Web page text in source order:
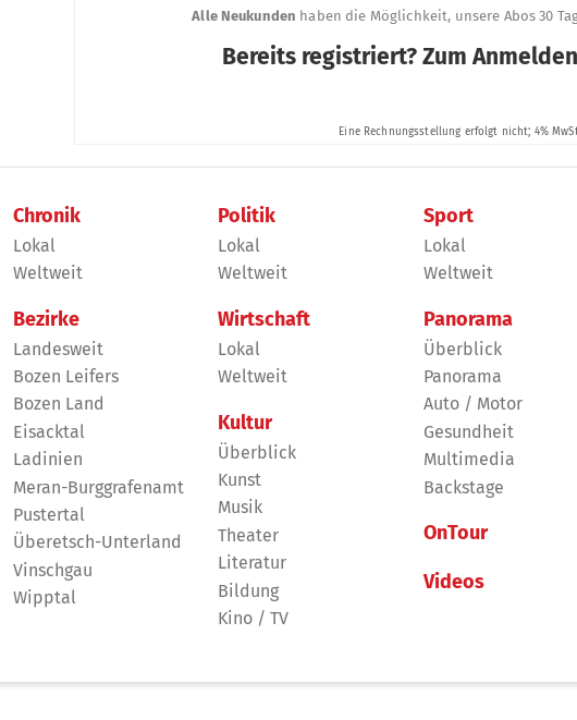
Chronik
Lokal
Weltweit
Bezirke
Landesweit
Bozen Leifers
Bozen Land
Eisacktal
Ladinien
Meran-Burggrafenamt
Pustertal
Überetsch-Unterland
Vinschgau
Wipptal
Politik
Lokal
Weltweit
Wirtschaft
Lokal
Weltweit
Kultur
Überblick
Kunst
Musik
Theater
Literatur
Bildung
Kino / TV
Sport
Lokal
Weltweit
Panorama
Überblick
Panorama
Auto / Motor
Gesundheit
Multimedia
Backstage
OnTour
Videos